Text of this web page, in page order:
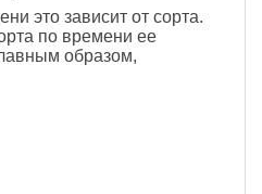
это зависит от сорта.
по времени ее
образом,